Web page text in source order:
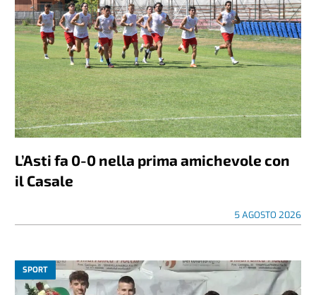
L’Asti fa 0-0 nella prima amichevole con
il Casale
5 AGOSTO 2026
SPORT